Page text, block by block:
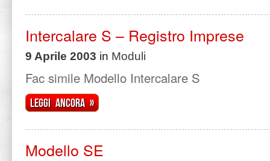
Intercalare S – Registro Imprese
9 Aprile 2003 in Moduli
Fac simile Modello Intercalare S
Leggi ancora »
Modello SE